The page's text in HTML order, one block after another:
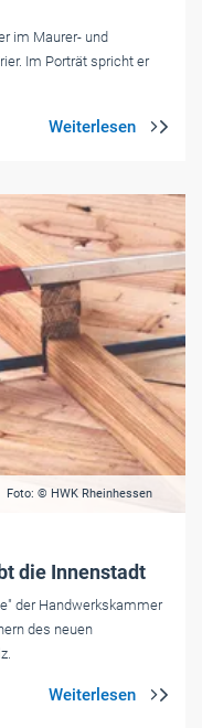
im Maurer- und
Im Porträt spricht er
Foto: © HWK Rheinhessen
die Innenstadt
der Handwerkskammer
des neuen